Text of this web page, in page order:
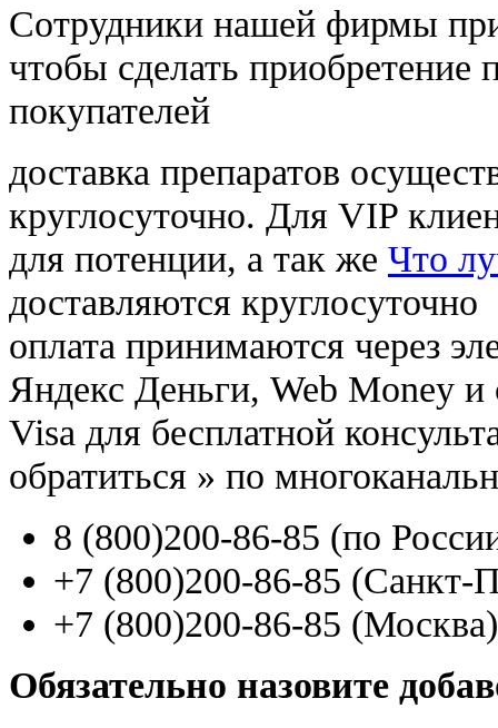
Cотрудники нашей фирмы
чтобы сделать приобретение
покупателей
доставка препаратов
круглосуточно. Для VIP
для потенции, а так же Что
доставляются круглосуточно
оплата принимаются через
Яндекс Деньги, Web Money и
Visa для бесплатной
обратиться » по
8 (800)200-86-85 (по
+7 (800)200-86-85 (Санкт-
+7 (800)200-86-85 (Москва)
Обязательно назовите